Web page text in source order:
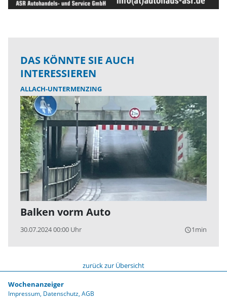
DAS KÖNNTE SIE AUCH
INTERESSIEREN
ALLACH-UNTERMENZING
Balken vorm Auto
30.07.2024 00:00 Uhr query_builder1min
zurück zur Übersicht
Wochenanzeiger
Impressum Datenschutz AGB